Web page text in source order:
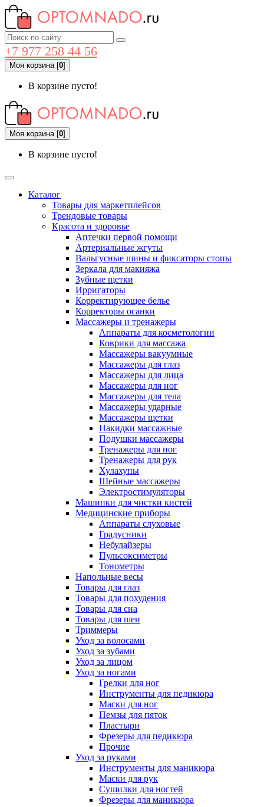
+7 977 258 44 56
Моя корзина[0]
В корзине пусто!
Моя корзина[0]
В корзине пусто!
Каталог
Товары для маркетплейсов
Трендовые товары
Красота и здоровье
Аптечки первой помощи
Артериальные жгуты
Вальгусные шины и фиксаторы стопы
Зеркала для макияжа
Зубные щетки
Ирригаторы
Корректирующее белье
Корректоры осанки
Массажеры и тренажеры
Аппараты для косметологии
Коврики для массажа
Массажеры вакуумные
Массажеры для глаз
Массажеры для лица
Массажеры для ног
Массажеры для тела
Массажеры ударные
Массажеры щетки
Накидки массажные
Подушки массажеры
Тренажеры для ног
Тренажеры для рук
Хулахупы
Шейные массажеры
Электростимуляторы
Машинки для чистки кистей
Медицинские приборы
Аппараты слуховые
Градусники
Небулайзеры
Пульсоксиметры
Тонометры
Напольные весы
Товары для глаз
Товары для похудения
Товары для сна
Товары для шеи
Триммеры
Уход за волосами
Уход за зубами
Уход за лицом
Уход за ногами
Грелки для ног
Инструменты для педикюра
Маски для ног
Пемзы для пяток
Пластыри
Фрезеры для педикюра
Прочие
Уход за руками
Инструменты для маникюра
Маски для рук
Сушилки для ногтей
Фрезеры для маникюра